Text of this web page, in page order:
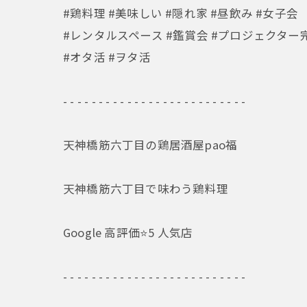
#鶏料理 #美味しい #隠れ家 #昼飲み #女子会
#レンタルスペース #鑑賞会 #プロジェクター
#オタ活 #ヲタ活
- - - - - - - - - - - - - - - - - - - - - - - - - -
天神橋筋六丁目の鶏居酒屋pao福
天神橋筋六丁目で味わう鶏料理
Google 高評価⭐️5 人気店
- - - - - - - - - - - - - - - - - - - - - - - - - -